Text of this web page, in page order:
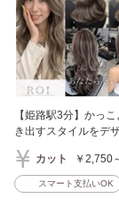
【姫路駅3分】かっ
き出すスタイルをデ
カット ￥2,750
スマート支払いOK